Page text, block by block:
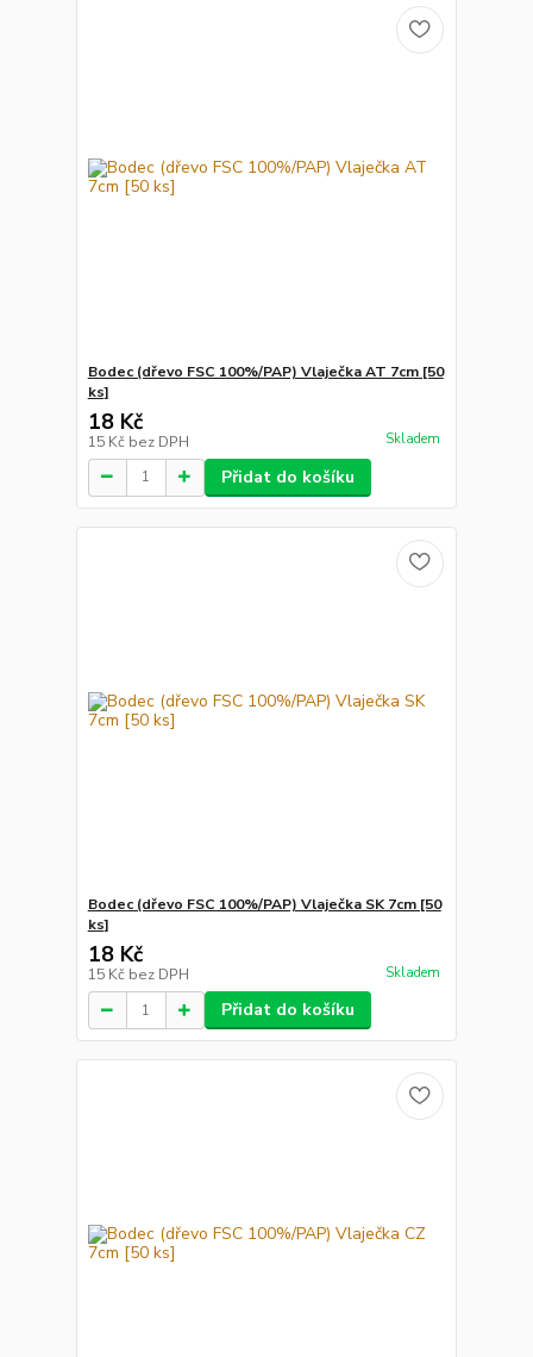
Bodec (dřevo FSC 100%/PAP) Vlaječka AT 7cm [50
ks]
18 Kč
15 Kč bez DPH Skladem
Přidat do košíku
Bodec (dřevo FSC 100%/PAP) Vlaječka SK 7cm [50
ks]
18 Kč
15 Kč bez DPH Skladem
Přidat do košíku